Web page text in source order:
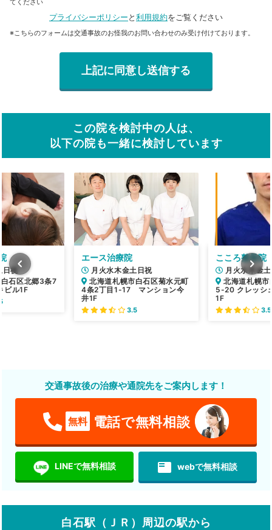
てください
プライバシーポリシーと利用規約をご覧ください
※こちらのフォームは交通事故のお怪我のお問い合わせのみ受け付けております。
この院を検討中の人は、
以下の院も一緒に検討しています
エース治療院
月火水木金土日祝
北海道札幌市白石区菊水元町
4条2丁目1-17 マンション今
井1F
3.5
こころ整骨
月火水木金
北海道札幌
5-20 クレッシ
1F
3.5
祝
石区北郷3条7
ビル1F
交通事故後の治療や通院先をご案内します！
無料 電話で無料相談
LINEで無料相談 featured_play_list webで無料相談
白石駅（ＪＲ）周辺の駅から